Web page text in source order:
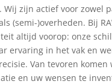
Wij zijn actief voor zowel
(semi-)overheden. Bij
altijd voorop: onze
ervaring in het vak en
Van tevoren
en uw wensen te